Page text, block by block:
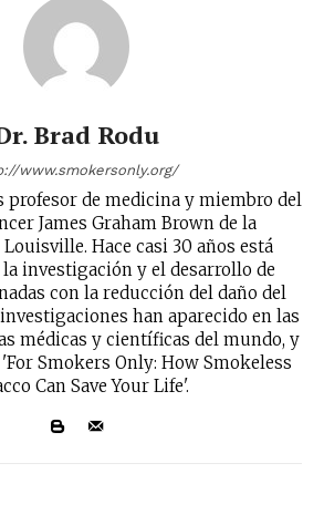
Brad Rodu
www.smokersonly.org/
profesor de medicina y miembro del
James Graham Brown de la
Hace casi 30 años está
investigación y el desarrollo de
con la reducción del daño del
han aparecido en las
médicas y científicas del mundo, y
Smokers Only: How Smokeless
Can Save Your Life'.